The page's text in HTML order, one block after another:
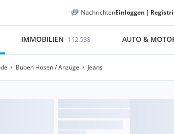
NachrichtenEinloggen |
IMMOBILIEN 112.538 AUTO &
Buben Hosen / Anzüge Jeans